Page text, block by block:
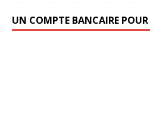
UN COMPTE BANCAIRE